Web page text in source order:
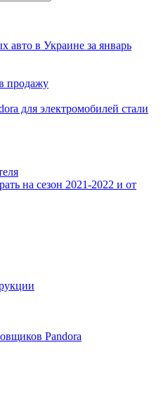
в Украине за январь
продажу
для электромобилей стали
на сезон 2021-2022 и от
Pandora